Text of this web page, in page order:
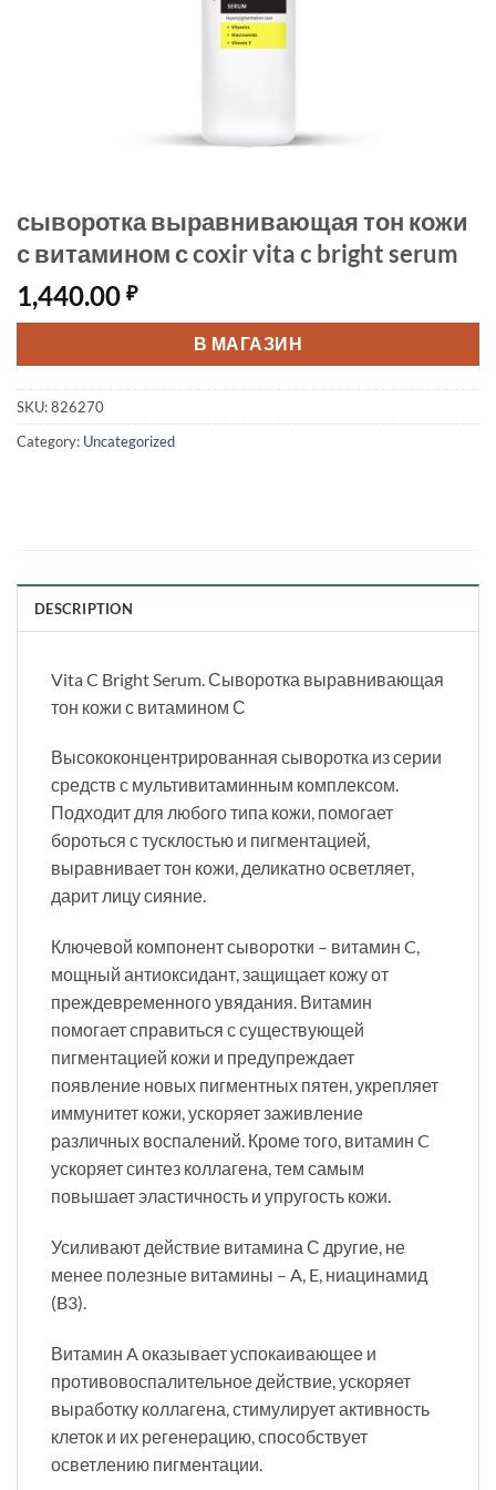
сыворотка выравнивающая тон кожи
с витамином с coxir vita c bright serum
1,440.00 ₽
В МАГАЗИН
SKU:826270
Category: Uncategorized
DESCRIPTION
Vita C Bright Serum. Сыворотка выравнивающая
тон кожи с витамином С
Высококонцентрированная сыворотка из серии
средств с мультивитаминным комплексом.
Подходит для любого типа кожи, помогает
бороться с тусклостью и пигментацией,
выравнивает тон кожи, деликатно осветляет,
дарит лицу сияние.
Ключевой компонент сыворотки – витамин C,
мощный антиоксидант, защищает кожу от
преждевременного увядания. Витамин
помогает справиться с существующей
пигментацией кожи и предупреждает
появление новых пигментных пятен, укрепляет
иммунитет кожи, ускоряет заживление
различных воспалений. Кроме того, витамин C
ускоряет синтез коллагена, тем самым
повышает эластичность и упругость кожи.
Усиливают действие витамина С другие, не
менее полезные витамины – A, E, ниацинамид
(B3).
Витамин A оказывает успокаивающее и
противовоспалительное действие, ускоряет
выработку коллагена, стимулирует активность
клеток и их регенерацию, способствует
осветлению пигментации.